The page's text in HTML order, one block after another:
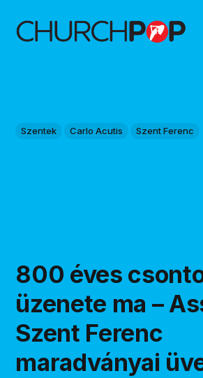
Szentek Carlo Acutis Szent Ferenc
800 éves
üzenete ma –
Szent Ferenc
maradványai